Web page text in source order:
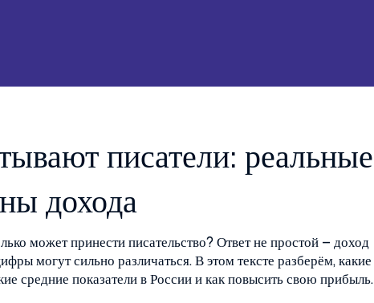
писатели: реальные
дохода
может принести писательство? Ответ не простой – доход
могут сильно различаться. В этом тексте разберём, какие
средние показатели в России и как повысить свою прибыль.